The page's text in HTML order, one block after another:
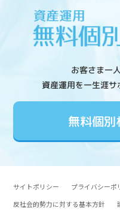
お客さま一
資産運用を一生涯サ
無料個別
サイトポリシー プライバシーポ
反社会的勢力に対する基本方針